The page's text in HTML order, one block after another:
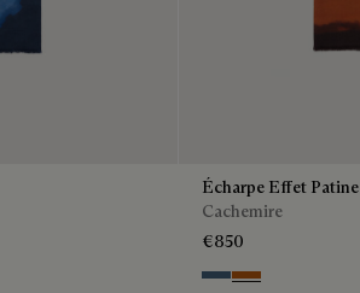
Écharpe Effet Patine
Cachemire
€850
Dim BlueAmber Brown